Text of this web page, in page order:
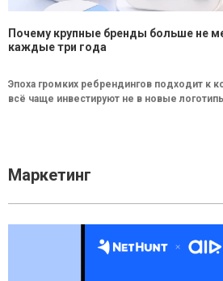
Почему крупные бренды больше не
каждые три года
Эпоха громких ребрендингов подходит к
всё чаще инвестируют не в новые
Маркетинг